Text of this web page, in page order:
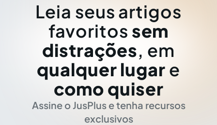
Leia seus artigos
favoritos sem
distrações, em
qualquer lugar e
como quiser
Assine o JusPlus e tenha recursos
exclusivos